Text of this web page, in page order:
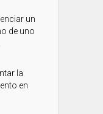
un
de uno
la
en